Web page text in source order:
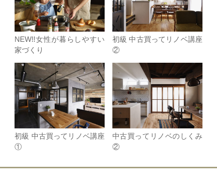
NEW!!女性が暮らしやすい
家づくり
初級 中古買ってリノベ講座
②
初級 中古買ってリノベ講座
①
中古買ってリノベのしくみ
②